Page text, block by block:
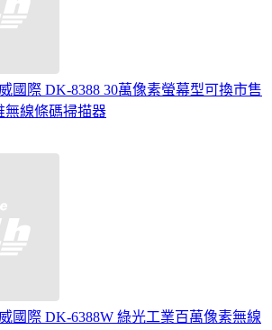
國際 DK-8388 30萬像素螢幕型可換市售
無線條碼掃描器
國際 DK-6388W 綠光工業百萬像素無線